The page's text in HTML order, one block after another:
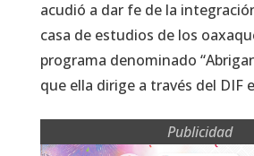
acudió a dar fe de la
casa de estudios de los
programa denominado
que ella dirige a través del DIF
Publicidad